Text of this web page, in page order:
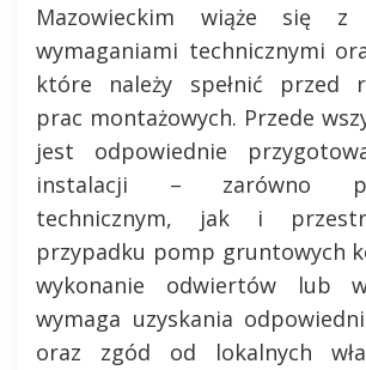
Mazowieckim wiąże się z
wymaganiami technicznymi
które należy spełnić przed
prac montażowych. Przede
jest odpowiednie
instalacji – zarówno
technicznym, jak i
przypadku pomp gruntowych
wykonanie odwiertów lub
wymaga uzyskania
oraz zgód od lokalnych